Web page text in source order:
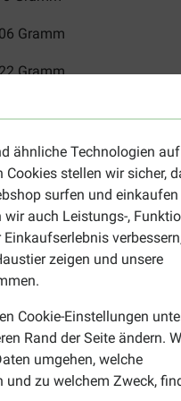
ähnliche Technologien auf
stellen wir sicher,
surfen und einkaufen
auch Leistungs-,
zeigen und unsere
Cookie-Einstellungen
Rand der Seite ändern.
umgehen, welche
und zu welchem Zweck,
Gramm
Gramm
Gramm
Gramm
Gramm
Low
Rübenschnitzel,
verestert mit
80,9%.
6,3 % - Natrium: 0,6 %